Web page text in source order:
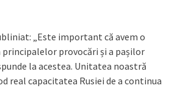
„Este important că avem o
principalelor provocări și a pașilor
la acestea. Unitatea noastră
real capacitatea Rusiei de a continua